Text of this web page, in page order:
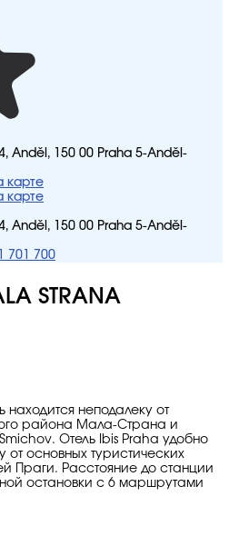
Anděl, 150 00 Praha 5-Anděl-
карте
карте
Anděl, 150 00 Praha 5-Anděl-
701 700
STRANA
находится неподалеку от
района Мала-Страна и
Отель Ibis Praha удобно
основных туристических
Праги. Расстояние до станции
остановки с 6 маршрутами